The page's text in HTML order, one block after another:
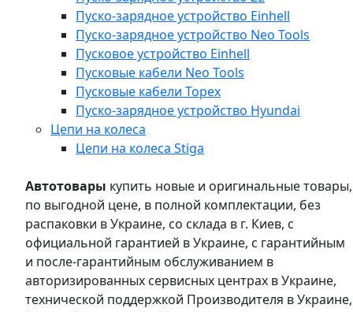
Пуско-зарядное устройство Einhell
Пуско-зарядное устройство Neo Tools
Пусковое устройство Einhell
Пусковые кабели Neo Tools
Пусковые кабели Topex
Пуско-зарядное устройство Hyundai
Цепи на колеса
Цепи на колеса Stiga
Автотовары купить новые и оригинальные товары,
по выгодной цене, в полной комплектации, без
распаковки в Украине, со склада в г. Киев, с
официальной гарантией в Украине, с гарантийным
и после-гарантийным обслуживанием в
авторизированных сервисных центрах в Украине,
технической поддержкой Производителя в Украине,